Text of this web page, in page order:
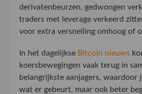
derivatenbeurzen, gedwongen
traders met leverage verkeerd
voor extra versnelling omhoog of
In het dagelijkse Bitcoin nieuws
koersbewegingen vaak terug in
belangrijkste aanjagers, waardoor
wat er gebeurt, maar ook beter